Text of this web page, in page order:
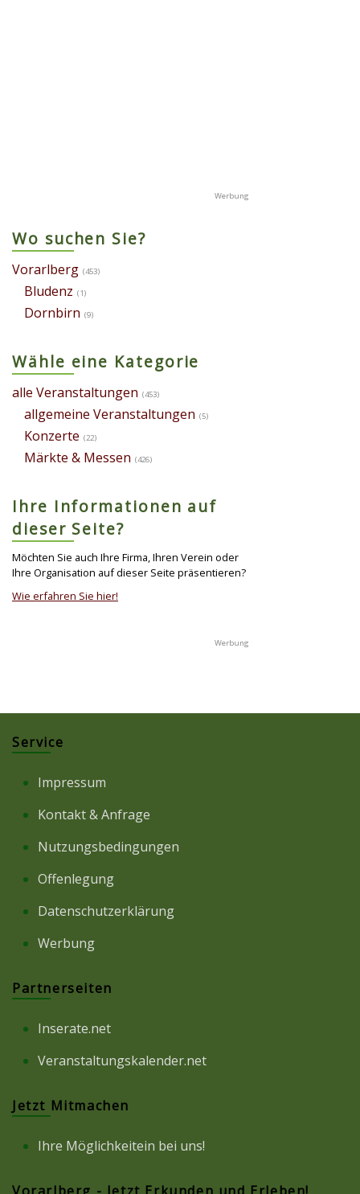
Wo suchen Sie?
Vorarlberg (453)
Bludenz (1)
Dornbirn (9)
Wähle eine Kategorie
alle Veranstaltungen (453)
allgemeine Veranstaltungen (5)
Konzerte (22)
Märkte & Messen (426)
Ihre Informationen auf
dieser Seite?
Möchten Sie auch Ihre Firma, Ihren Verein oder
Ihre Organisation auf dieser Seite präsentieren?
Wie erfahren Sie hier!
Service
Impressum
Kontakt & Anfrage
Nutzungsbedingungen
Offenlegung
Datenschutzerklärung
Werbung
Partnerseiten
Inserate.net
Veranstaltungskalender.net
Jetzt Mitmachen
Ihre Möglichkeitein bei uns!